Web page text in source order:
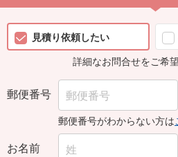
見積り依頼したい
詳細なお問合せをご希
郵便番号
郵便番号がわからない方は
お名前